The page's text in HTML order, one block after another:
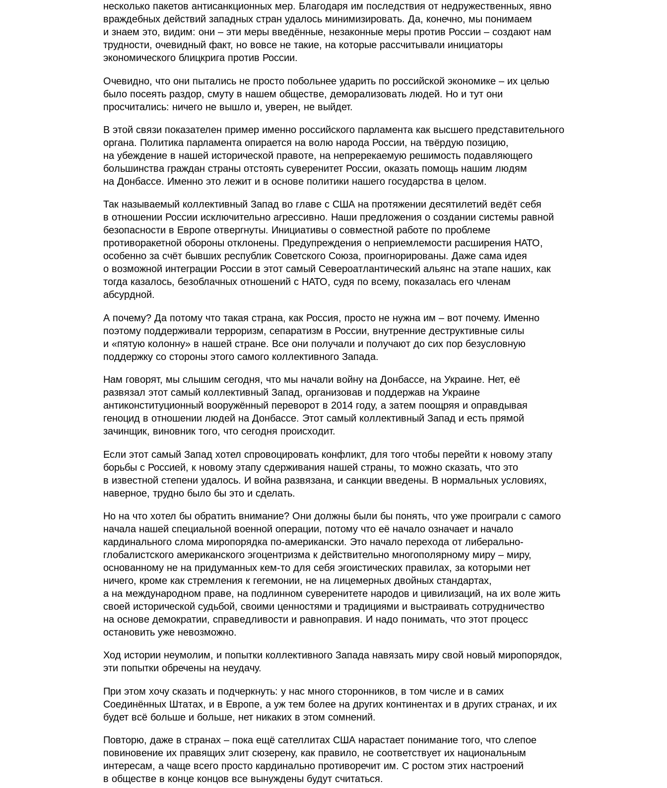
несколько пакетов антисанкционных мер. Благодаря им последствия от недружественных, явно
враждебных действий западных стран удалось минимизировать. Да, конечно, мы понимаем
и знаем это, видим: они – эти меры введённые, незаконные меры против России – создают нам
трудности, очевидный факт, но вовсе не такие, на которые рассчитывали инициаторы
экономического блицкрига против России.
Очевидно, что они пытались не просто побольнее ударить по российской экономике – их целью
было посеять раздор, смуту в нашем обществе, деморализовать людей. Но и тут они
просчитались: ничего не вышло и, уверен, не выйдет.
В этой связи показателен пример именно российского парламента как высшего представительного
органа. Политика парламента опирается на волю народа России, на твёрдую позицию,
на убеждение в нашей исторической правоте, на непререкаемую решимость подавляющего
большинства граждан страны отстоять суверенитет России, оказать помощь нашим людям
на Донбассе. Именно это лежит и в основе политики нашего государства в целом.
Так называемый коллективный Запад во главе с США на протяжении десятилетий ведёт себя
в отношении России исключительно агрессивно. Наши предложения о создании системы равной
безопасности в Европе отвергнуты. Инициативы о совместной работе по проблеме
противоракетной обороны отклонены. Предупреждения о неприемлемости расширения НАТО,
особенно за счёт бывших республик Советского Союза, проигнорированы. Даже сама идея
о возможной интеграции России в этот самый Североатлантический альянс на этапе наших, как
тогда казалось, безоблачных отношений с НАТО, судя по всему, показалась его членам
абсурдной.
А почему? Да потому что такая страна, как Россия, просто не нужна им – вот почему. Именно
поэтому поддерживали терроризм, сепаратизм в России, внутренние деструктивные силы
и «пятую колонну» в нашей стране. Все они получали и получают до сих пор безусловную
поддержку со стороны этого самого коллективного Запада.
Нам говорят, мы слышим сегодня, что мы начали войну на Донбассе, на Украине. Нет, её
развязал этот самый коллективный Запад, организовав и поддержав на Украине
антиконституционный вооружённый переворот в 2014 году, а затем поощряя и оправдывая
геноцид в отношении людей на Донбассе. Этот самый коллективный Запад и есть прямой
зачинщик, виновник того, что сегодня происходит.
Если этот самый Запад хотел спровоцировать конфликт, для того чтобы перейти к новому этапу
борьбы с Россией, к новому этапу сдерживания нашей страны, то можно сказать, что это
в известной степени удалось. И война развязана, и санкции введены. В нормальных условиях,
наверное, трудно было бы это и сделать.
Но на что хотел бы обратить внимание? Они должны были бы понять, что уже проиграли с самого
начала нашей специальной военной операции, потому что её начало означает и начало
кардинального слома миропорядка по-американски. Это начало перехода от либерально-
глобалистского американского эгоцентризма к действительно многополярному миру – миру,
основанному не на придуманных кем-то для себя эгоистических правилах, за которыми нет
ничего, кроме как стремления к гегемонии, не на лицемерных двойных стандартах,
а на международном праве, на подлинном суверенитете народов и цивилизаций, на их воле жить
своей исторической судьбой, своими ценностями и традициями и выстраивать сотрудничество
на основе демократии, справедливости и равноправия. И надо понимать, что этот процесс
остановить уже невозможно.
Ход истории неумолим, и попытки коллективного Запада навязать миру свой новый миропорядок,
эти попытки обречены на неудачу.
При этом хочу сказать и подчеркнуть: у нас много сторонников, в том числе и в самих
Соединённых Штатах, и в Европе, а уж тем более на других континентах и в других странах, и их
будет всё больше и больше, нет никаких в этом сомнений.
Повторю, даже в странах – пока ещё сателлитах США нарастает понимание того, что слепое
повиновение их правящих элит сюзерену, как правило, не соответствует их национальным
интересам, а чаще всего просто кардинально противоречит им. С ростом этих настроений
в обществе в конце концов все вынуждены будут считаться.